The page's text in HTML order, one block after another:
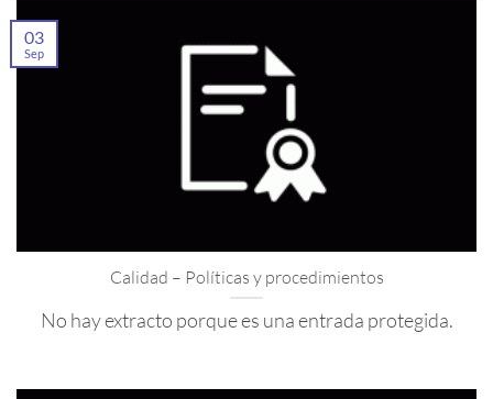
Calidad – Políticas y procedimientos
No hay extracto porque es una entrada protegida.
03
Sep